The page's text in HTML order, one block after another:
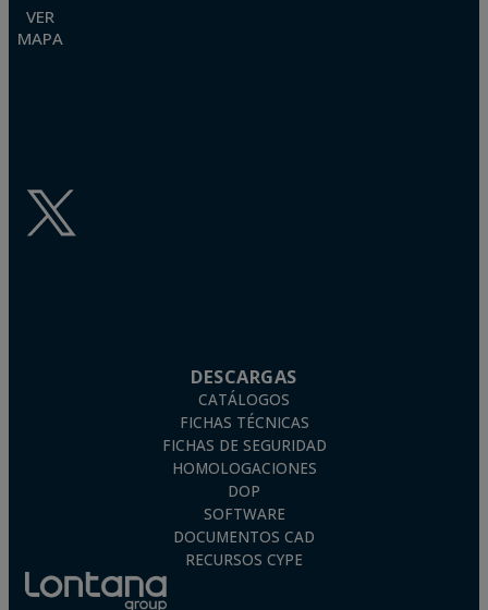
VER
MAPA
DESCARGAS
CATÁLOGOS
FICHAS TÉCNICAS
FICHAS DE SEGURIDAD
HOMOLOGACIONES
DOP
SOFTWARE
DOCUMENTOS CAD
RECURSOS CYPE